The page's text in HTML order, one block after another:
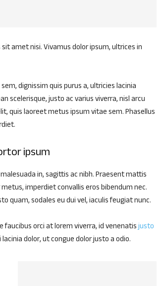
amet nisi. Vivamus dolor ipsum, ultrices in
dignissim quis purus a, ultricies lacinia
scelerisque, justo ac varius viverra, nisl arcu
quis laoreet metus ipsum vitae sem. Phasellus
ipsum
in, sagittis ac nibh. Praesent mattis
imperdiet convallis eros bibendum nec.
quam, sodales eu dui vel, iaculis feugiat nunc.
faucibus orci at lorem viverra, id venenatisjusto
dolor, ut congue dolor justo a odio.